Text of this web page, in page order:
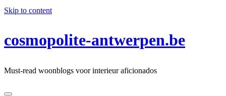
Skip to content
cosmopolite-antwerpen.be
Must-read woonblogs voor interieur aficionados